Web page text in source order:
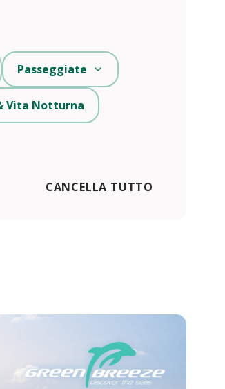
CANCELLA TUTTO
Passeggiate
Vita Notturna